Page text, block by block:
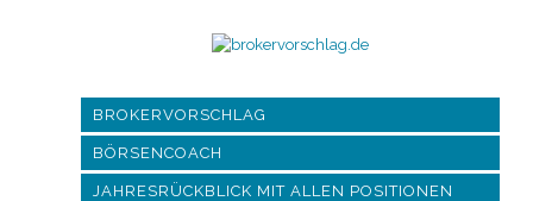
BROKERVORSCHLAG
BÖRSENCOACH
JAHRESRÜCKBLICK MIT ALLEN POSITIONEN